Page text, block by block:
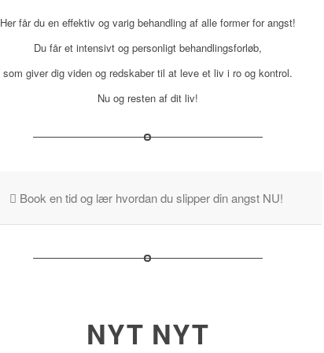
Her får du en effektiv og varig behandling af alle former for angst!
Du får et intensivt og personligt behandlingsforløb,
som giver dig viden og redskaber til at leve et liv i ro og kontrol.
Nu og resten af dit liv!
Book en tid og lær hvordan du slipper din angst NU!
NYT NYT